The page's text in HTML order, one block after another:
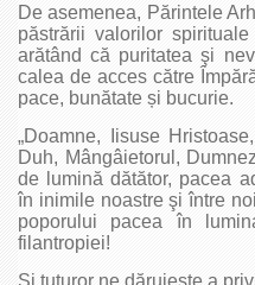
De asemenea, Părintele
păstrării valorilor
arătând că puritatea şi
calea de acces către
pace, bunătate și bucurie.
„Doamne, Iisuse
Duh, Mângâietorul,
de lumină dătător, pacea
în inimile noastre şi între
poporului pacea în
filantropiei!
Şi tuturor ne dăruieşte a